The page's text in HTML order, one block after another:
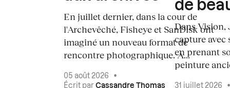
En juillet dernier, dans la cour de
l'Archevêché, Fisheye et SanDisk ont
imaginé un nouveau format de
rencontre photographique. À...
05 août 2026
•
Écrit par Cassandre Thomas
de
Dans
capture avec
en prenant
peinture
31 juillet 2026